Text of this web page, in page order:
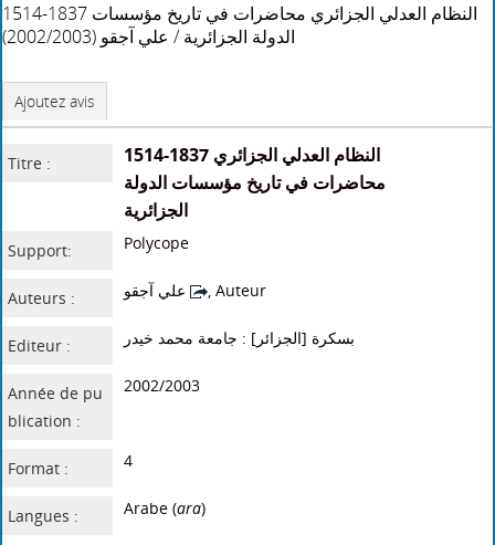
1514-1837 النظام العدلي الجزائري محاضرات في تاريخ مؤسسات
الدولة الجزائرية/ علي آجقو (2002/2003)
Ajoutez avis
Titre :
1514-1837 النظام العدلي الجزائري
محاضرات في تاريخ مؤسسات الدولة
الجزائرية
Support: Polycope
Auteurs : , Auteur
Editeur : بسكرة [الجزائر] : جامعة محمد خيدر
Année de pu
blication :
2002/2003
Format : 4
Langues : Arabe (ara)